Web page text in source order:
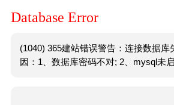
Database Error
(1040) 365建站错误警告：连接数据库
因：1、数据库密码不对; 2、mysql未启